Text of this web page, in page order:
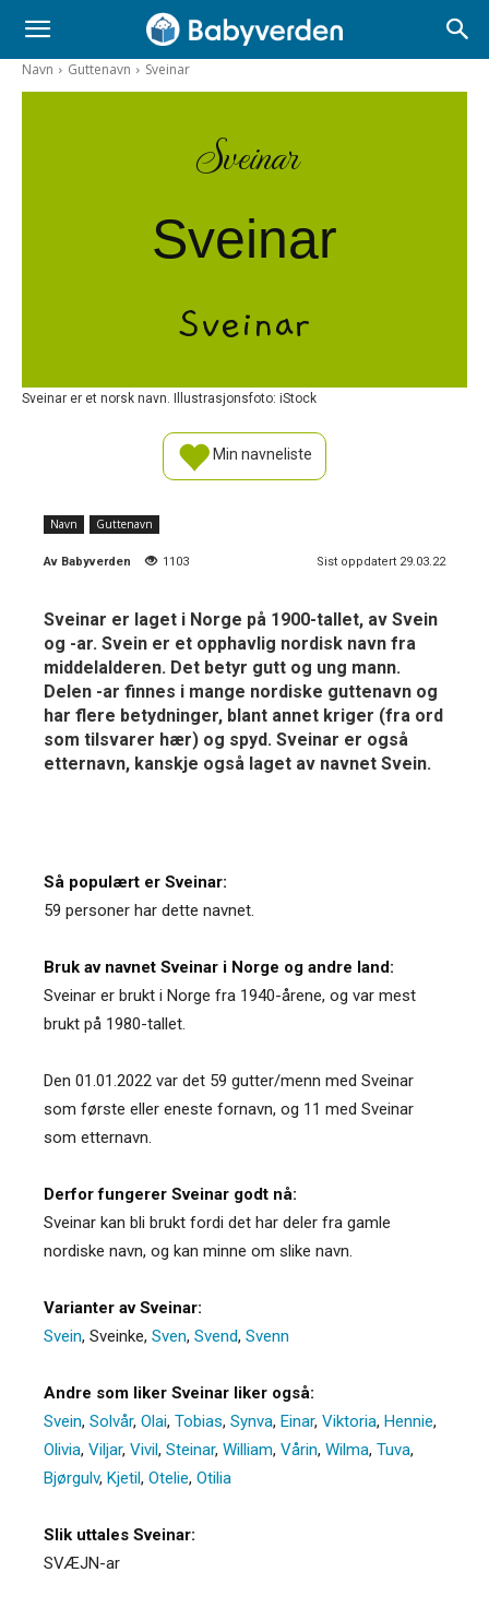
Navn Guttenavn Sveinar
Sveinar
Sveinar
Sveinar
Sveinar er et norsk navn. Illustrasjonsfoto: iStock
Min navneliste
Navn Guttenavn
Av Babyverden 1103 Sist oppdatert 29.03.22
Sveinar er laget i Norge på 1900-tallet, av Svein
og -ar. Svein er et opphavlig nordisk navn fra
middelalderen. Det betyr gutt og ung mann.
Delen -ar finnes i mange nordiske guttenavn og
har flere betydninger, blant annet kriger (fra ord
som tilsvarer hær) og spyd. Sveinar er også
etternavn, kanskje også laget av navnet Svein.
Så populært er Sveinar:
59 personer har dette navnet.
Bruk av navnet Sveinar i Norge og andre land:
Sveinar er brukt i Norge fra 1940-årene, og var mest
brukt på 1980-tallet.
Den 01.01.2022 var det 59 gutter/menn med Sveinar
som første eller eneste fornavn, og 11 med Sveinar
som etternavn.
Derfor fungerer Sveinar godt nå:
Sveinar kan bli brukt fordi det har deler fra gamle
nordiske navn, og kan minne om slike navn.
Varianter av Sveinar:
Svein, Sveinke, Sven, Svend, Svenn
Andre som liker Sveinar liker også:
Svein, Solvår, Olai, Tobias, Synva, Einar, Viktoria, Hennie,
Olivia, Viljar, Vivil, Steinar, William, Vårin, Wilma, Tuva,
Bjørgulv, Kjetil, Otelie, Otilia
Slik uttales Sveinar:
SVÆJN-ar